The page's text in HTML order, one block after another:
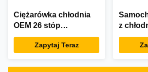
Ciężarówka chłodnia
OEM 26 stóp
Ciężarówka chłodnia
90 km / hZapytaj Teraz
z
5,79 T